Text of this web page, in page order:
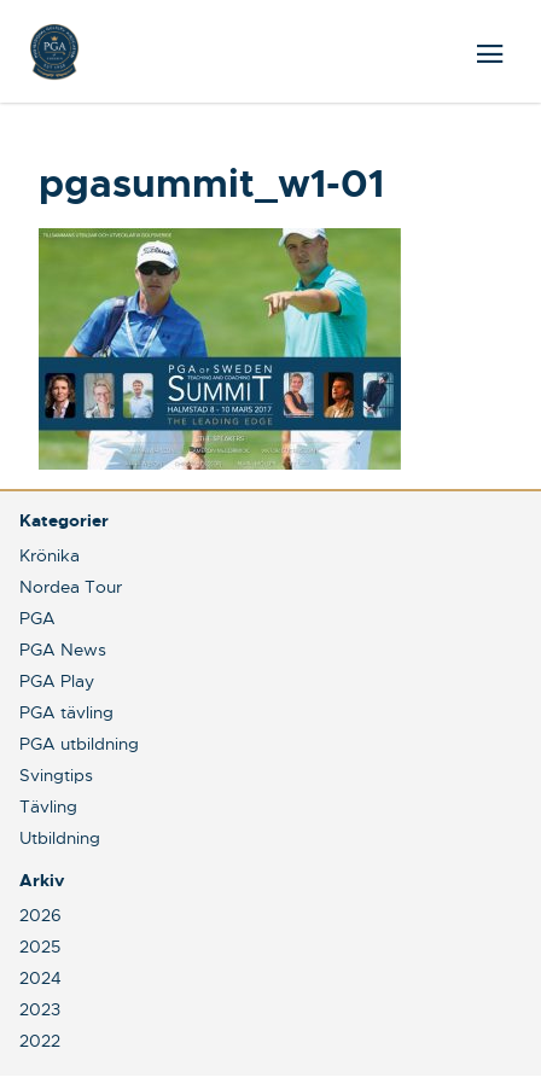
pgasummit_w1-01
Kategorier
Krönika
Nordea Tour
PGA
PGA News
PGA Play
PGA tävling
PGA utbildning
Svingtips
Tävling
Utbildning
Arkiv
2026
2025
2024
2023
2022